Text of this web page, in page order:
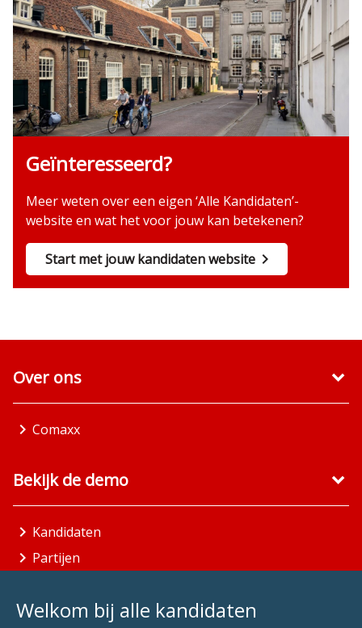
Geïnteresseerd?
Meer weten over een eigen ‘Alle Kandidaten’-
website en wat het voor jouw kan betekenen?
Start met jouw kandidaten website
Welkom bij alle kandidaten
Over ons
Comaxx
Bekijk de demo
Kandidaten
Partijen
Aandachtsgebieden